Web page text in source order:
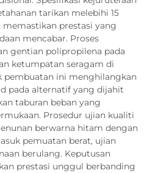
tarikan melebihi 15
prestasi yang
mencabar. Proses
gentian polipropilena pada
ketumpatan seragam di
pembuatan ini menghilangkan
pada alternatif yang dijahit
taburan beban yang
Prosedur ujian kualiti
berwarna hitam dengan
pemuatan berat, ujian
berulang. Keputusan
prestasi unggul berbanding